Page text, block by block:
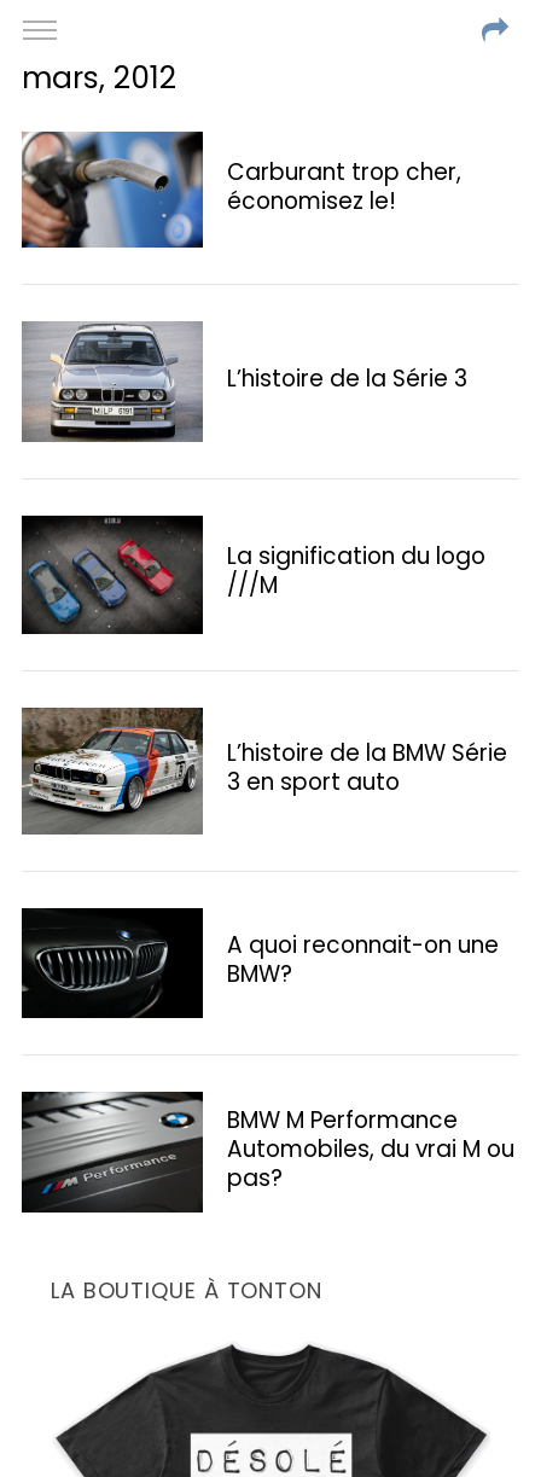
mars, 2012
Carburant trop cher,
économisez le!
L’histoire de la Série 3
La signification du logo
///M
L’histoire de la BMW Série
3 en sport auto
A quoi reconnait-on une
BMW?
BMW M Performance
Automobiles, du vrai M ou
pas?
LA BOUTIQUE À TONTON
S
e
a
h
f
o
r
: